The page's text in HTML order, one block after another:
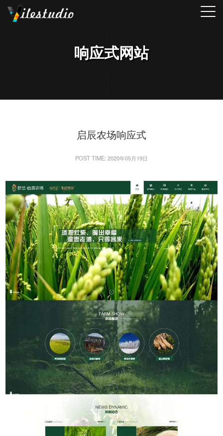
响应式网站
启辰农场响应式
POST TIME: 2020年05月19日